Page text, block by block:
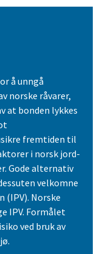
å unngå
norske råvarer,
at bonden lykkes
fremtiden til
i norsk jord-
Gode alternativ
velkomne
Norske
IPV. Formålet
ved bruk av